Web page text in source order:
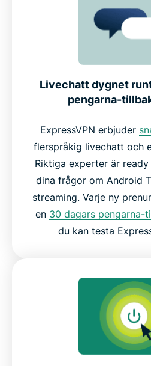
Livechatt dygnet
pengarna-
ExpressVPN erbjuder
flerspråkig livechatt och
Riktiga experter är
dina frågor om Android
streaming. Varje ny
en 30 dagars pengarna-
du kan testa